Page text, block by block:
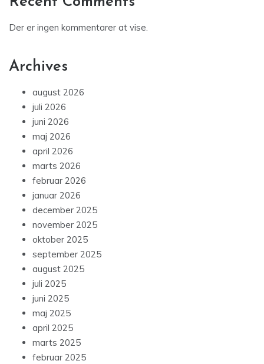
Der er ingen kommentarer at vise.
Archives
august 2026
juli 2026
juni 2026
maj 2026
april 2026
marts 2026
februar 2026
januar 2026
december 2025
november 2025
oktober 2025
september 2025
august 2025
juli 2025
juni 2025
maj 2025
april 2025
marts 2025
februar 2025